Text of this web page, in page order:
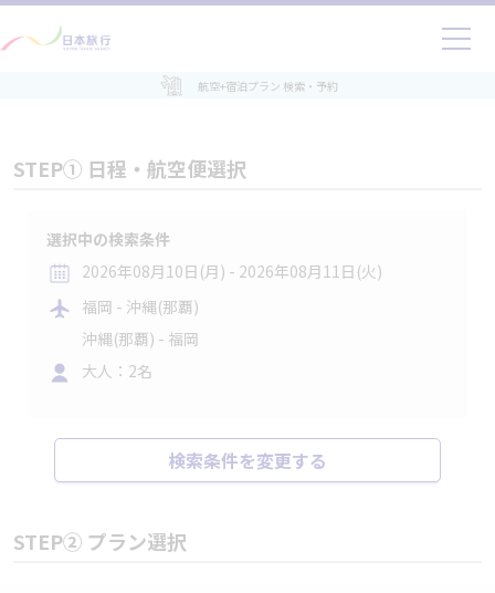
航空+宿泊プラン 検索・予約
STEP① 日程・航空便選択
選択中の検索条件
2026年08月10日(月) - 2026年08月11日(火)
福岡 - 沖縄(那覇)
沖縄(那覇) - 福岡
大人：2名
検索条件を変更する
STEP② プラン選択